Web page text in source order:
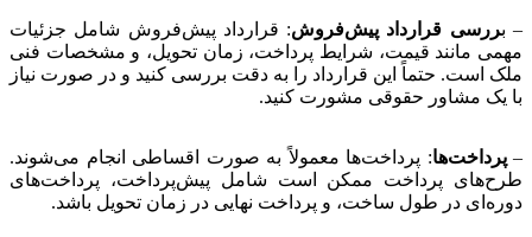
– بررسی قرارداد پیش‌فروش: قرارداد پیش‌فروش شامل جزئیات
مهمی مانند قیمت، شرایط پرداخت، زمان تحویل، و مشخصات فنی
ملک است. حتماً این قرارداد را به دقت بررسی کنید و در صورت نیاز
با یک مشاور حقوقی مشورت کنید.
–پرداخت‌ها: پرداخت‌ها معمولاً به صورت اقساطی انجام می‌شوند.
طرح‌های پرداخت ممکن است شامل پیش‌پرداخت، پرداخت‌های
دوره‌ای در طول ساخت، و پرداخت نهایی در زمان تحویل باشد.